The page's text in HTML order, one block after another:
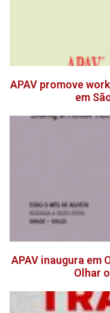
APAV promove
em
APAV inaugura em
Olhar